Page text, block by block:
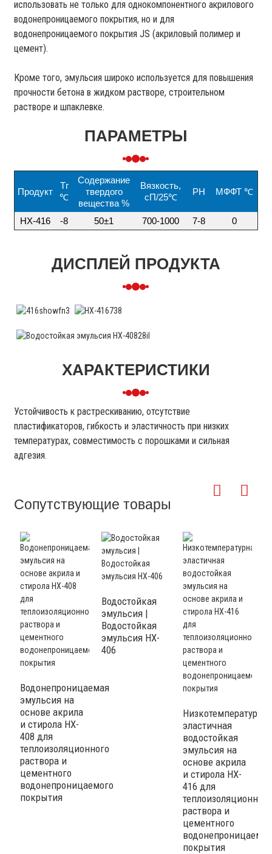
использовать не только для однокомпонентного акрилового
водонепроницаемого покрытия, но и для
водонепроницаемого покрытия JS (акриловый полимер и
цемент).
Кроме того, эмульсия широко используется для повышения
прочности бетона в жидком растворе, строительном
растворе и шпаклевке.
ПАРАМЕТРЫ
Продукт
Тг
℃
Содержание
твердого
вещества %
Вязкость,
сП/25℃
PH МФФТ ℃
НХ-416 -8 50±1 700-1000 7-8 0
ДИСПЛЕЙ ПРОДУКТА
ХАРАКТЕРИСТИКИ
Устойчивость к растрескиванию, отсутствие
пластификаторов, гибкость и эластичность при низких
температурах, совместимость с порошками и сильная
адгезия.
Сопутствующие товары
Водонепроницаемая
эмульсия на
основе акрила
и стирола HX-
408 для
теплоизоляционного
раствора и
цементного
водонепроницаемого
покрытия
Водостойкая
эмульсия |
Водостойкая
эмульсия HX-
406
Низкотемпературная
эластичная
водостойкая
эмульсия на
основе акрила
и стирола HX-
416 для
теплоизоляционного
раствора и
цементного
покрытия